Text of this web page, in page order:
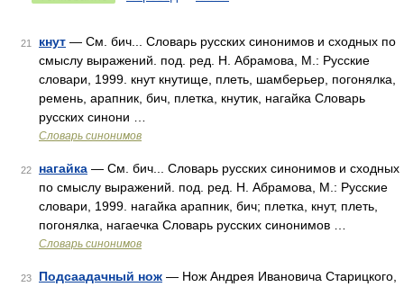
21 кнут — См. бич... Словарь русских синонимов и сходных по
смыслу выражений. под. ред. Н. Абрамова, М.: Русские
словари, 1999. кнут кнутище, плеть, шамберьер, погонялка,
ремень, арапник, бич, плетка, кнутик, нагайка Словарь
русских синони …
Словарь синонимов
22 нагайка — См. бич... Словарь русских синонимов и сходных
по смыслу выражений. под. ред. Н. Абрамова, М.: Русские
словари, 1999. нагайка арапник, бич; плетка, кнут, плеть,
погонялка, нагаечка Словарь русских синонимов …
Словарь синонимов
23 Подсаадачный нож — Нож Андрея Ивановича Старицкого,